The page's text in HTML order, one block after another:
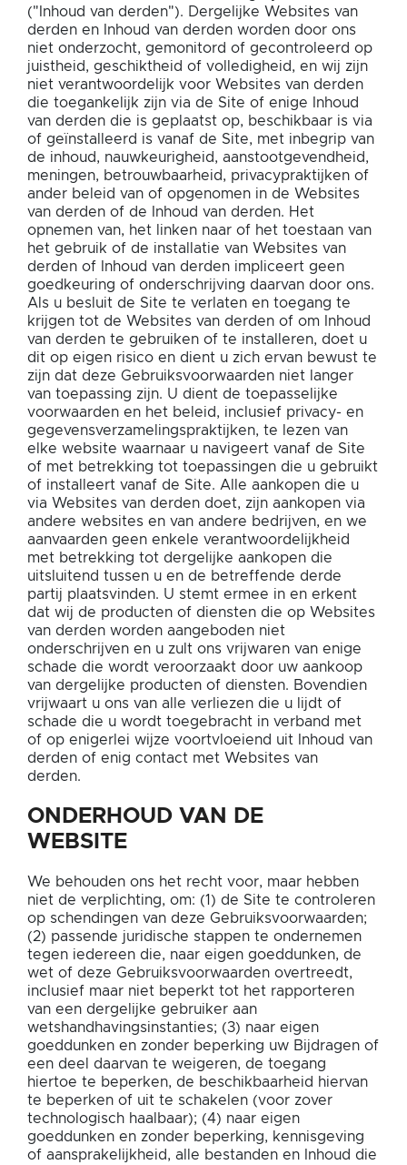
("Inhoud van derden"). Dergelijke Websites van
derden en Inhoud van derden worden door ons
niet onderzocht, gemonitord of gecontroleerd op
juistheid, geschiktheid of volledigheid, en wij zijn
niet verantwoordelijk voor Websites van derden
die toegankelijk zijn via de Site of enige Inhoud
van derden die is geplaatst op, beschikbaar is via
of geïnstalleerd is vanaf de Site, met inbegrip van
de inhoud, nauwkeurigheid, aanstootgevendheid,
meningen, betrouwbaarheid, privacypraktijken of
ander beleid van of opgenomen in de Websites
van derden of de Inhoud van derden. Het
opnemen van, het linken naar of het toestaan van
het gebruik of de installatie van Websites van
derden of Inhoud van derden impliceert geen
goedkeuring of onderschrijving daarvan door ons.
Als u besluit de Site te verlaten en toegang te
krijgen tot de Websites van derden of om Inhoud
van derden te gebruiken of te installeren, doet u
dit op eigen risico en dient u zich ervan bewust te
zijn dat deze Gebruiksvoorwaarden niet langer
van toepassing zijn. U dient de toepasselijke
voorwaarden en het beleid, inclusief privacy- en
gegevensverzamelingspraktijken, te lezen van
elke website waarnaar u navigeert vanaf de Site
of met betrekking tot toepassingen die u gebruikt
of installeert vanaf de Site. Alle aankopen die u
via Websites van derden doet, zijn aankopen via
andere websites en van andere bedrijven, en we
aanvaarden geen enkele verantwoordelijkheid
met betrekking tot dergelijke aankopen die
uitsluitend tussen u en de betreffende derde
partij plaatsvinden. U stemt ermee in en erkent
dat wij de producten of diensten die op Websites
van derden worden aangeboden niet
onderschrijven en u zult ons vrijwaren van enige
schade die wordt veroorzaakt door uw aankoop
van dergelijke producten of diensten. Bovendien
vrijwaart u ons van alle verliezen die u lijdt of
schade die u wordt toegebracht in verband met
of op enigerlei wijze voortvloeiend uit Inhoud van
derden of enig contact met Websites van
derden.
ONDERHOUD VAN DE
WEBSITE
We behouden ons het recht voor, maar hebben
niet de verplichting, om: (1) de Site te controleren
op schendingen van deze Gebruiksvoorwaarden;
(2) passende juridische stappen te ondernemen
tegen iedereen die, naar eigen goeddunken, de
wet of deze Gebruiksvoorwaarden overtreedt,
inclusief maar niet beperkt tot het rapporteren
van een dergelijke gebruiker aan
wetshandhavingsinstanties; (3) naar eigen
goeddunken en zonder beperking uw Bijdragen of
een deel daarvan te weigeren, de toegang
hiertoe te beperken, de beschikbaarheid hiervan
te beperken of uit te schakelen (voor zover
technologisch haalbaar); (4) naar eigen
goeddunken en zonder beperking, kennisgeving
of aansprakelijkheid, alle bestanden en Inhoud die